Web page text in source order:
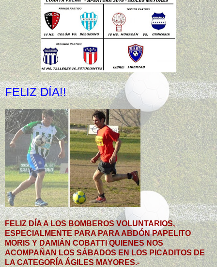
FELIZ DÍA!!
FELIZ DÍA A LOS BOMBEROS VOLUNTARIOS,
ESPECIALMENTE PARA PARA ABDÓN PAPELITO
MORIS Y DAMIÁN COBATTI QUIENES NOS
ACOMPAÑAN LOS SÁBADOS EN LOS PICADITOS DE
LA CATEGORÍA ÁGILES MAYORES.-